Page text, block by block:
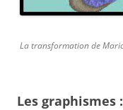
La transformation de
Les graphismes :